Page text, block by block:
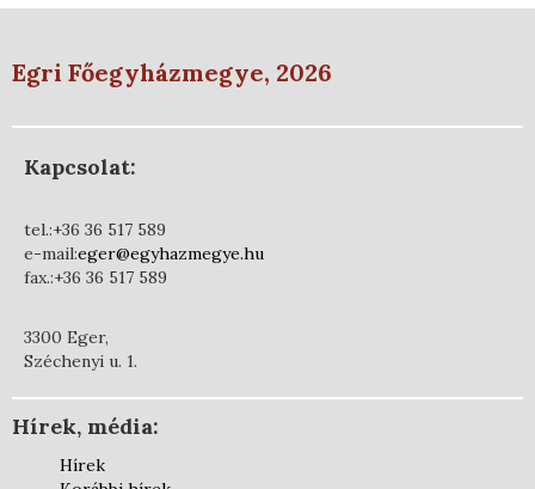
Egri Főegyházmegye, 2026
Kapcsolat:
tel.:+36 36 517 589
e-mail:eger@egyhazmegye.hu
fax.:+36 36 517 589
3300 Eger,
Széchenyi u. 1.
Hírek, média:
Hírek